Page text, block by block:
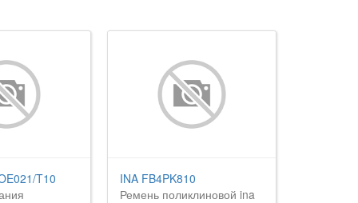
T10
INA FB4PK810
Ремень поликлиновой ina